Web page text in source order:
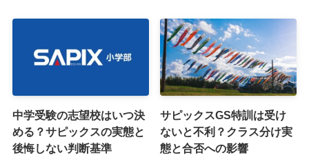
中学受験の志望校はいつ決
める？サピックスの実態と
後悔しない判断基準
サピックスGS特訓は受け
ないと不利？クラス分け実
態と合否への影響